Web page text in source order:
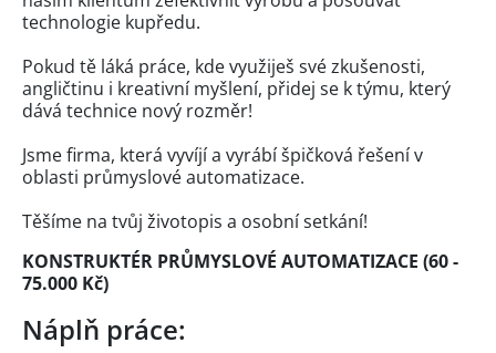
technologie kupředu.
Pokud tě láká práce, kde využiješ své zkušenosti,
angličtinu i kreativní myšlení, přidej se k týmu, který
dává technice nový rozměr!
Jsme firma, která vyvíjí a vyrábí špičková řešení v
oblasti průmyslové automatizace.
Těšíme na tvůj životopis a osobní setkání!
KONSTRUKTÉR PRŮMYSLOVÉ AUTOMATIZACE (60 -
75.000 Kč)
Náplň práce: